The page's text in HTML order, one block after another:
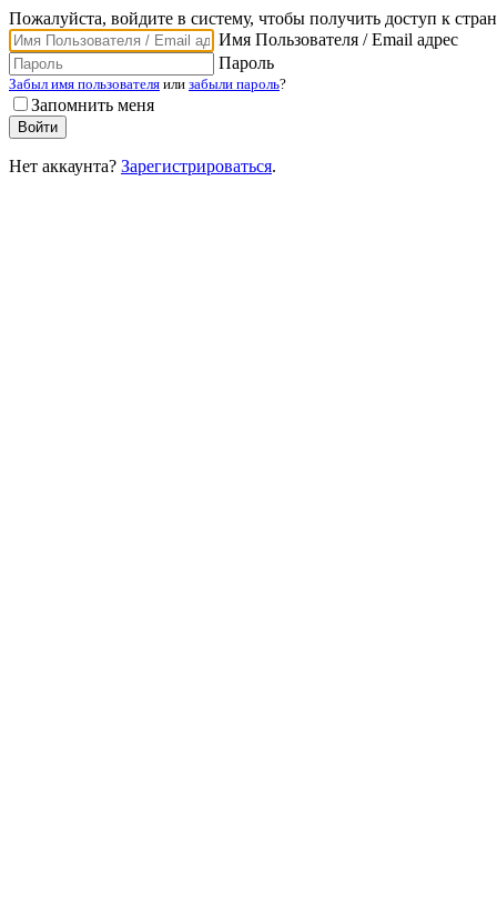
Пожалуйста, войдите в систему, чтобы получить доступ к
Имя Пользователя / Email адрес
Пароль
Забыл имя пользователя или забыли пароль?
Запомнить меня
Нет аккаунта? Зарегистрироваться.